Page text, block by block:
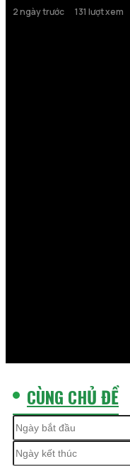
2 ngày trước 131 lượt xem
CÙNG CHỦ ĐỀ